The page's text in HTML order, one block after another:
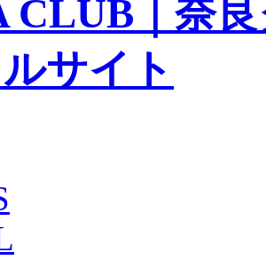
ススクール
アチーム「volundeer」
ーロード
ル＆マナー
営管理規定
画使用ガイドライン
のファンサービスについて
明治安田J3リーグ2026/27シーズン試